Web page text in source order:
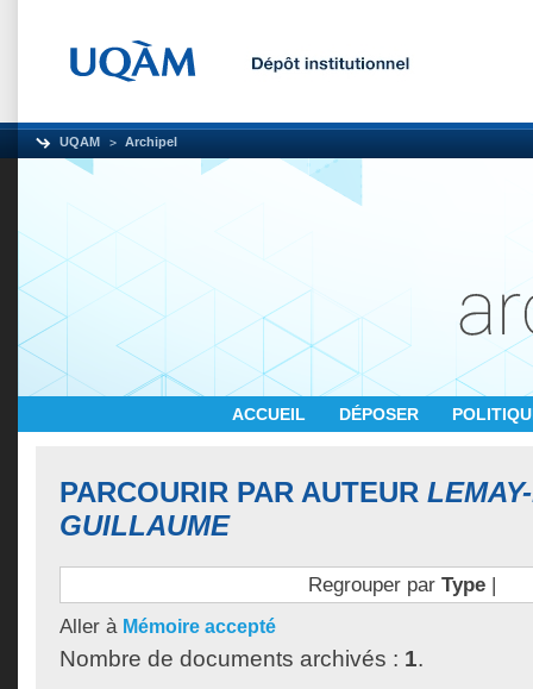
UQAM Archipel
ACCUEIL DÉPOSER
PARCOURIR PAR AUTEUR
GUILLAUME
Regrouper par Type|
Aller à Mémoire accepté
Nombre de documents archivés : 1.